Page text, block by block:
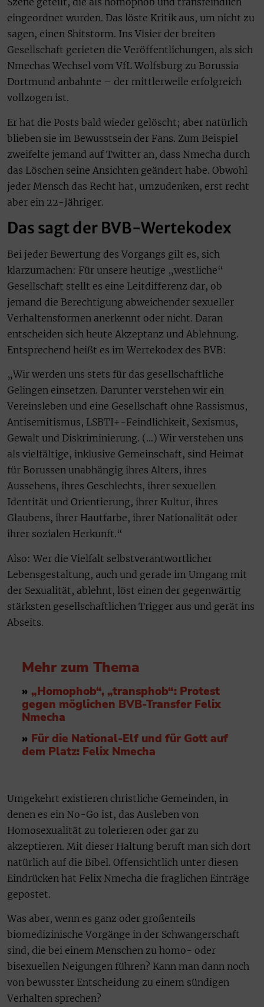
eingeordnet wurden. Das löste Kritik aus, um nicht zu
sagen, einen Shitstorm. Ins Visier der breiten
Gesellschaft gerieten die Veröffentlichungen, als sich
Nmechas Wechsel vom VfL Wolfsburg zu Borussia
Dortmund anbahnte – der mittlerweile erfolgreich
vollzogen ist.
Er hat die Posts bald wieder gelöscht; aber natürlich
blieben sie im Bewusstsein der Fans. Zum Beispiel
zweifelte jemand auf Twitter an, dass Nmecha durch
das Löschen seine Ansichten geändert habe. Obwohl
jeder Mensch das Recht hat, umzudenken, erst recht
aber ein 22-Jähriger.
Das sagt der BVB-Wertekodex
Bei jeder Bewertung des Vorgangs gilt es, sich
klarzumachen: Für unsere heutige „westliche“
Gesellschaft stellt es eine Leitdifferenz dar, ob
jemand die Berechtigung abweichender sexueller
Verhaltensformen anerkennt oder nicht. Daran
entscheiden sich heute Akzeptanz und Ablehnung.
Entsprechend heißt es im Wertekodex des BVB:
„Wir werden uns stets für das gesellschaftliche
Gelingen einsetzen. Darunter verstehen wir ein
Vereinsleben und eine Gesellschaft ohne Rassismus,
Antisemitismus, LSBTI+-Feindlichkeit, Sexismus,
Gewalt und Diskriminierung. (…) Wir verstehen uns
als vielfältige, inklusive Gemeinschaft, sind Heimat
für Borussen unabhängig ihres Alters, ihres
Aussehens, ihres Geschlechts, ihrer sexuellen
Identität und Orientierung, ihrer Kultur, ihres
Glaubens, ihrer Hautfarbe, ihrer Nationalität oder
ihrer sozialen Herkunft.“
Also: Wer die Vielfalt selbstverantwortlicher
Lebensgestaltung, auch und gerade im Umgang mit
der Sexualität, ablehnt, löst einen der gegenwärtig
stärksten gesellschaftlichen Trigger aus und gerät ins
Abseits.
Mehr zum Thema
» „Homophob“, „transphob“: Protest
gegen möglichen BVB-Transfer Felix
Nmecha
» Für die National-Elf und für Gott auf
dem Platz: Felix Nmecha
Umgekehrt existieren christliche Gemeinden, in
denen es ein No-Go ist, das Ausleben von
Homosexualität zu tolerieren oder gar zu
akzeptieren. Mit dieser Haltung beruft man sich dort
natürlich auf die Bibel. Offensichtlich unter diesen
Eindrücken hat Felix Nmecha die fraglichen Einträge
gepostet.
Was aber, wenn es ganz oder großenteils
biomedizinische Vorgänge in der Schwangerschaft
sind, die bei einem Menschen zu homo- oder
bisexuellen Neigungen führen? Kann man dann noch
von bewusster Entscheidung zu einem sündigen
Verhalten sprechen?